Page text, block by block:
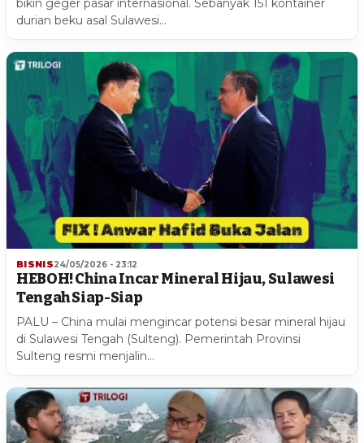
durian beku asal Sulawesi…
BISNIS24/05/2026 - 23:12
HEBOH! China Incar Mineral Hijau, Sulawesi
Tengah Siap-Siap
PALU – China mulai mengincar potensi besar mineral hijau
di Sulawesi Tengah (Sulteng). Pemerintah Provinsi
Sulteng resmi menjalin…